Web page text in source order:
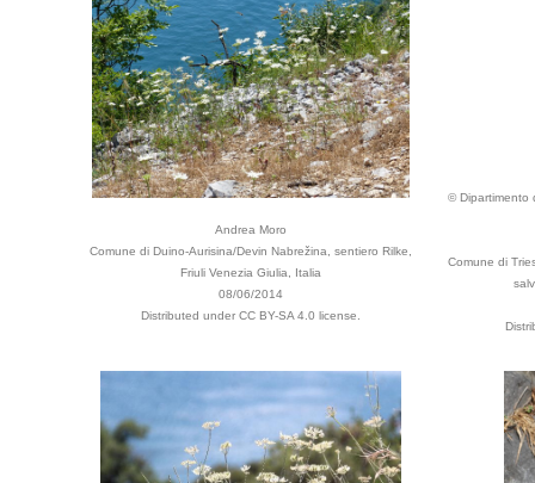
Andrea Moro
Comune di Duino-Aurisina/Devin Nabrežina, sentiero Rilke,
Friuli Venezia Giulia, Italia
08/06/2014
Distributed under CC BY-SA 4.0 license.
© Dipartimento
Comune di